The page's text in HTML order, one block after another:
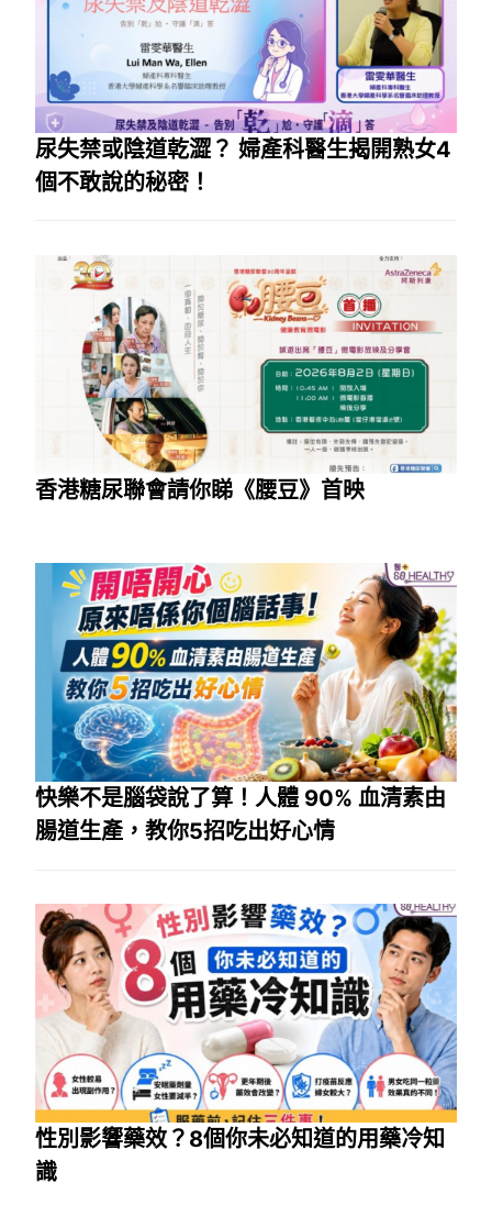
尿失禁或陰道乾澀？ 婦產科醫生揭開熟女4
個不敢說的秘密！
香港糖尿聯會請你睇《腰豆》首映
快樂不是腦袋說了算！人體 90% 血清素由
腸道生產，教你5招吃出好心情
性別影響藥效？8個你未必知道的用藥冷知
識